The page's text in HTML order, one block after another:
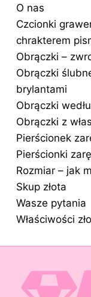
O nas
Czcionki
chrakterem
Obrączki –
Obrączki
brylantami
Obrączki
Obrączki z
Pierścionek
Pierścionki
Rozmiar – jak
Skup złota
Wasze pytania
Właściwości